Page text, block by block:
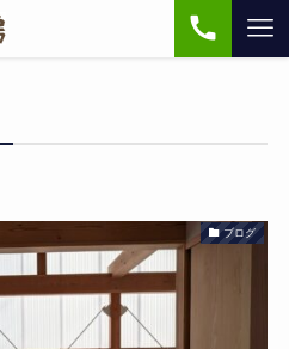
ブログ